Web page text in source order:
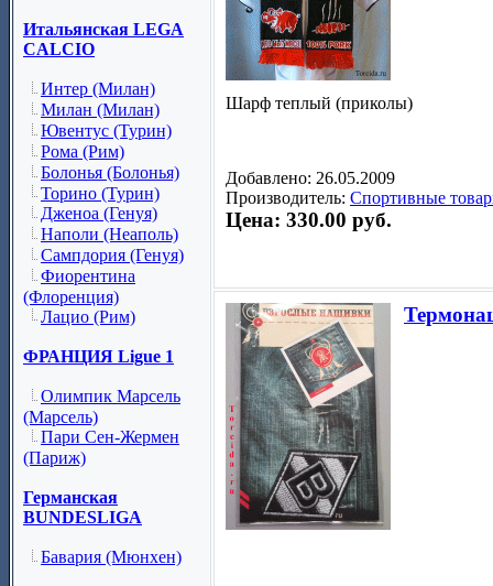
Итальянская LEGA
CALCIO
Интер (Милан)
Милан (Милан)
Ювентус (Турин)
Рома (Рим)
Болонья (Болонья)
Торино (Турин)
Дженоа (Генуя)
Наполи (Неаполь)
Сампдория (Генуя)
Фиорентина
(Флоренция)
Лацио (Рим)
ФРАНЦИЯ Ligue 1
Олимпик Марсель
(Марсель)
Пари Сен-Жермен
(Париж)
Германская
BUNDESLIGA
Бавария (Мюнхен)
Шарф теплый (приколы)
Добавлено: 26.05.2009
Производитель: Спортивные
Цена: 330.00 руб.